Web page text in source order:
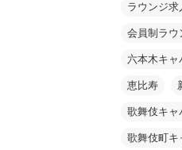
ラウンジ求
会員制ラウ
六本木キャ
恵比寿
歌舞伎キャ
歌舞伎町キ